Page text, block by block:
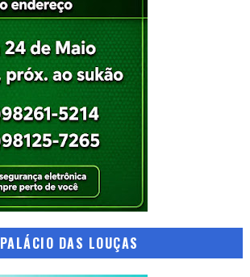
PALÁCIO DAS LOUÇAS